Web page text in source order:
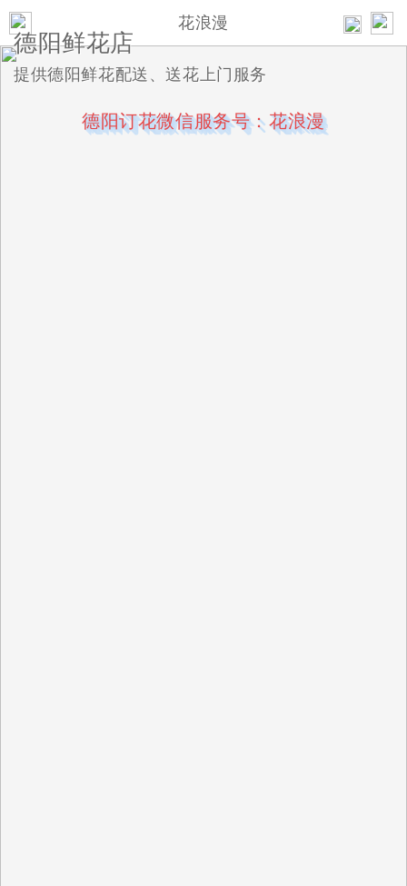
花浪漫
德阳鲜花店
提供德阳鲜花配送、送花上门服务
德阳订花微信服务号：花浪漫